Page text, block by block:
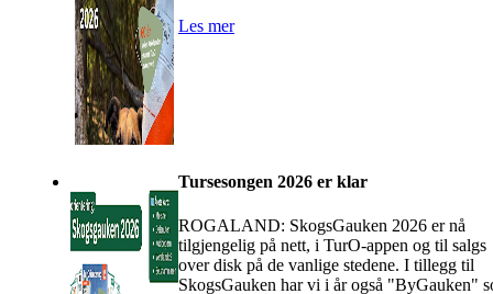
Les mer
Tursesongen 2026 er klar
ROGALAND: SkogsGauken 2026 er nå
tilgjengelig på nett, i TurO-appen og til salgs
over disk på de vanlige stedene. I tillegg til
SkogsGauken har vi i år også "ByGauken"